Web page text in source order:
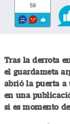
59
Tras la derrota
el guardameta
abrió la puerta a
en una
si es momento